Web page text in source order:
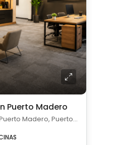
Puerto Madero
Manuela Sáenz 300, Puerto Madero, Puerto Madero, Capital Federal